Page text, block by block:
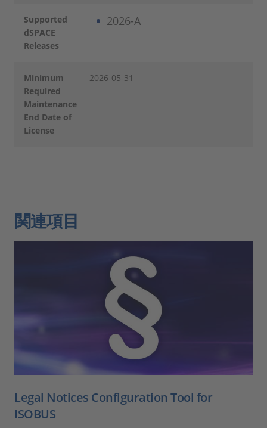
Supported
dSPACE
Releases
2026-A
Minimum
Required
Maintenance
End Date of
License
2026-05-31
関連項目
Legal Notices Configuration Tool for
ISOBUS